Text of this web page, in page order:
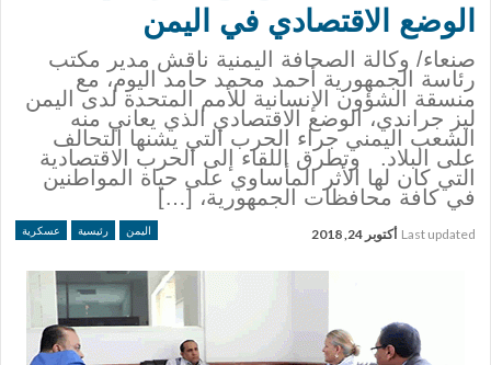
الوضع الاقتصادي في اليمن
صنعاء/ وكالة الصحافة اليمنية ناقش مدير مكتب
رئاسة الجمهورية أحمد محمد حامد اليوم، مع
منسقة الشؤون الإنسانية للأمم المتحدة لدى اليمن
ليز جراندي، الوضع الاقتصادي الذي يعاني منه
الشعب اليمني جراء الحرب التي يشنها التحالف
على البلاد. وتطرق اللقاء إلى الحرب الاقتصادية
التي كان لها الأثر المأساوي على حياة المواطنين
في كافة محافظات الجمهورية، […]
اليمن رئيسية عسكرية Last updated أكتوبر 24, 2018